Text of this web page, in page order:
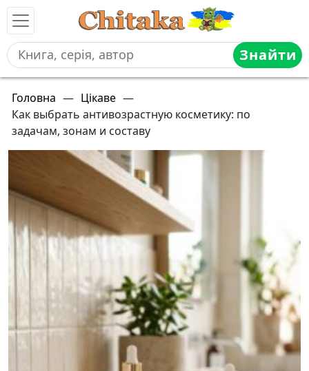
Знайти
Головна — Цікаве —
Как выбрать антивозрастную косметику: по
задачам, зонам и составу